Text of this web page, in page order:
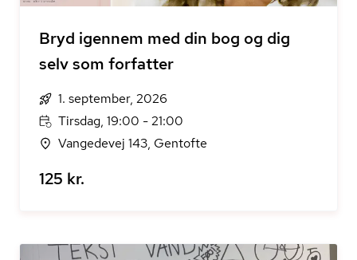
Bryd igennem med din bog og dig
selv som forfatter
1. september, 2026
Tirsdag, 19:00 - 21:00
Vangedevej 143, Gentofte
125 kr.